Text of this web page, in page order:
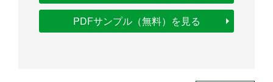
PDFサンプル（無料）を見る